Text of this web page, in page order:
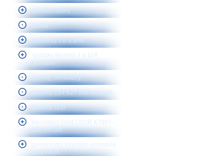
transformátory
Uhlíky
Vysílačky CB a přísl
-pojistky tepelné 4 a 10A
nevratné
sirenky, ventilátory
žárovky E14 E27 čiré-barevné
žárovky LED
tranzistory Gold USSR KT907-
922 vhf-uhf
germiocidní ionizátor-ochrabna
proti virům